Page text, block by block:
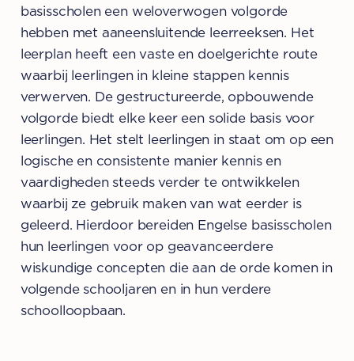
basisscholen een weloverwogen volgorde
hebben met aaneensluitende leerreeksen. Het
leerplan heeft een vaste en doelgerichte route
waarbij leerlingen in kleine stappen kennis
verwerven. De gestructureerde, opbouwende
volgorde biedt elke keer een solide basis voor
leerlingen. Het stelt leerlingen in staat om op een
logische en consistente manier kennis en
vaardigheden steeds verder te ontwikkelen
waarbij ze gebruik maken van wat eerder is
geleerd. Hierdoor bereiden Engelse basisscholen
hun leerlingen voor op geavanceerdere
wiskundige concepten die aan de orde komen in
volgende schooljaren en in hun verdere
schoolloopbaan.